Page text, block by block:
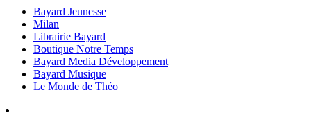
Bayard Jeunesse
Milan
Librairie Bayard
Boutique Notre Temps
Bayard Media Développement
Bayard Musique
Le Monde de Théo